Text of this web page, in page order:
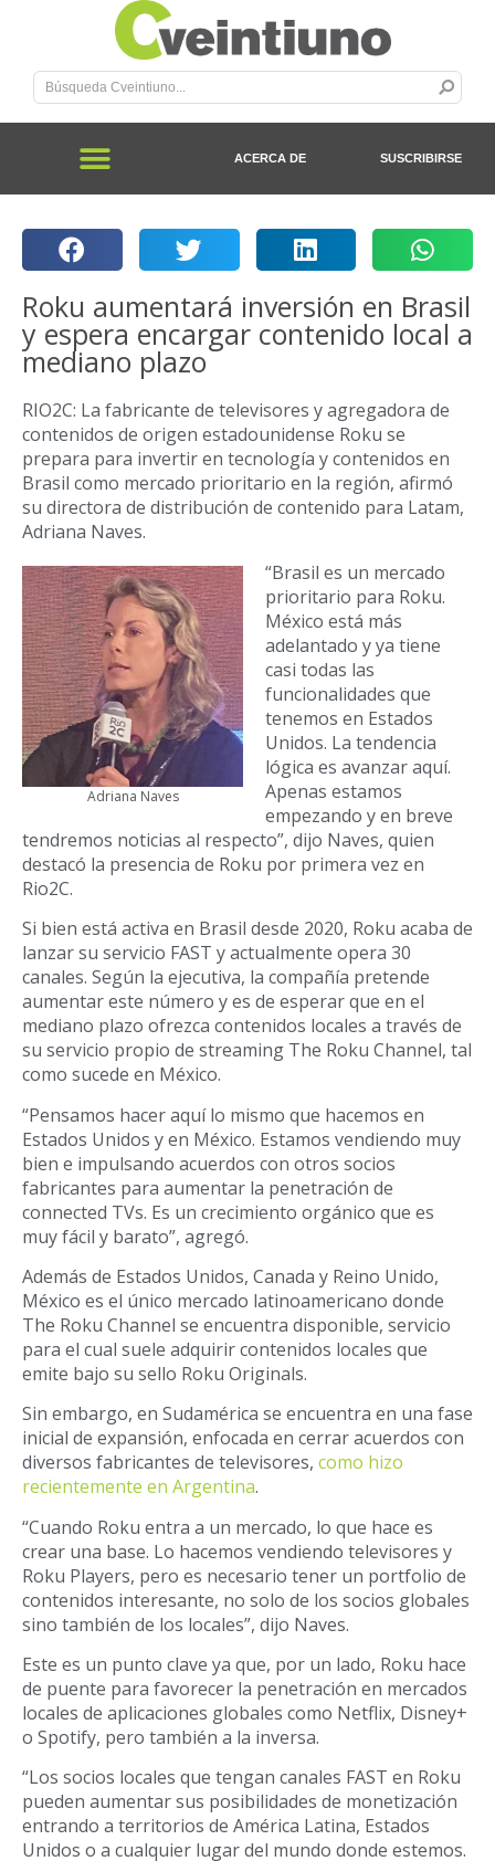
ACERCA DE SUSCRIBIRSE
Roku aumentará inversión en Brasil
y espera encargar contenido local a
mediano plazo
RIO2C: La fabricante de televisores y agregadora de
contenidos de origen estadounidense Roku se
prepara para invertir en tecnología y contenidos en
Brasil como mercado prioritario en la región, afirmó
su directora de distribución de contenido para Latam,
Adriana Naves.
Adriana Naves
“Brasil es un mercado
prioritario para Roku.
México está más
adelantado y ya tiene
casi todas las
funcionalidades que
tenemos en Estados
Unidos. La tendencia
lógica es avanzar aquí.
Apenas estamos
empezando y en breve
tendremos noticias al respecto”, dijo Naves, quien
destacó la presencia de Roku por primera vez en
Rio2C.
Si bien está activa en Brasil desde 2020, Roku acaba de
lanzar su servicio FAST y actualmente opera 30
canales. Según la ejecutiva, la compañía pretende
aumentar este número y es de esperar que en el
mediano plazo ofrezca contenidos locales a través de
su servicio propio de streaming The Roku Channel, tal
como sucede en México.
“Pensamos hacer aquí lo mismo que hacemos en
Estados Unidos y en México. Estamos vendiendo muy
bien e impulsando acuerdos con otros socios
fabricantes para aumentar la penetración de
connected TVs. Es un crecimiento orgánico que es
muy fácil y barato”, agregó.
Además de Estados Unidos, Canada y Reino Unido,
México es el único mercado latinoamericano donde
The Roku Channel se encuentra disponible, servicio
para el cual suele adquirir contenidos locales que
emite bajo su sello Roku Originals.
Sin embargo, en Sudamérica se encuentra en una fase
inicial de expansión, enfocada en cerrar acuerdos con
diversos fabricantes de televisores, como hizo
recientemente en Argentina.
“Cuando Roku entra a un mercado, lo que hace es
crear una base. Lo hacemos vendiendo televisores y
Roku Players, pero es necesario tener un portfolio de
contenidos interesante, no solo de los socios globales
sino también de los locales”, dijo Naves.
Este es un punto clave ya que, por un lado, Roku hace
de puente para favorecer la penetración en mercados
locales de aplicaciones globales como Netflix, Disney+
o Spotify, pero también a la inversa.
“Los socios locales que tengan canales FAST en Roku
pueden aumentar sus posibilidades de monetización
entrando a territorios de América Latina, Estados
Unidos o a cualquier lugar del mundo donde estemos.